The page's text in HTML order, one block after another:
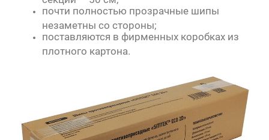
почти полностью прозрачные шипы
незаметны со стороны;
поставляются в фирменных коробках из
плотного картона.